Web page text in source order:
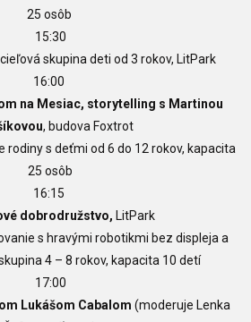
25 osôb
15:30
skupina deti od 3 rokov, LitPark
16:00
na Mesiac, storytelling s Martinou
, budova Foxtrot
s deťmi od 6 do 12 rokov, kapacita
25 osôb
16:15
dobrodružstvo, LitPark
s hravými robotikmi bez displeja a
4 – 8 rokov, kapacita 10 detí
17:00
Lukášom Cabalom (moderuje Lenka